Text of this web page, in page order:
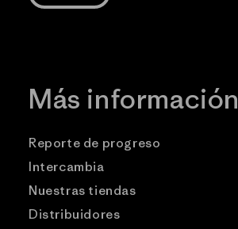
Más información
Reporte de progreso
Intercambia
Nuestras tiendas
Distribuidores